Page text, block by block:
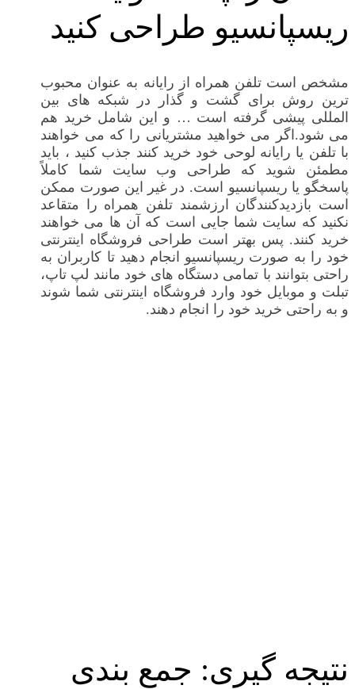
ریسپانسیو طراحی کنید
مشخص است تلفن همراه از رایانه به عنوان محبوب
ترین روش برای گشت و گذار در شبکه های بین
المللی پیشی گرفته است … و این شامل خرید هم
می شود.اگر می خواهید مشتریانی را که می خواهند
با تلفن یا رایانه لوحی خود خرید کنند جذب کنید ، باید
مطمئن شوید که طراحی وب سایت شما کاملاً
پاسخگو یا ریسپانسیو است. در غیر این صورت ممکن
است بازدیدکنندگان ارزشمند تلفن همراه را متقاعد
نکنید که سایت شما جایی است که آن ها می خواهند
خرید کنند. پس بهتر است طراحی فروشگاه اینترنتی
خود را به صورت ریسپانسیو انجام دهید تا کاربران به
راحتی بتوانند با تمامی دستگاه های خود مانند لپ تاپ،
تبلت و موبایل خود وارد فروشگاه اینترنتی شما شوند
و به راحتی خرید خود را انجام دهند.
نتیجه گیری: جمع بندی